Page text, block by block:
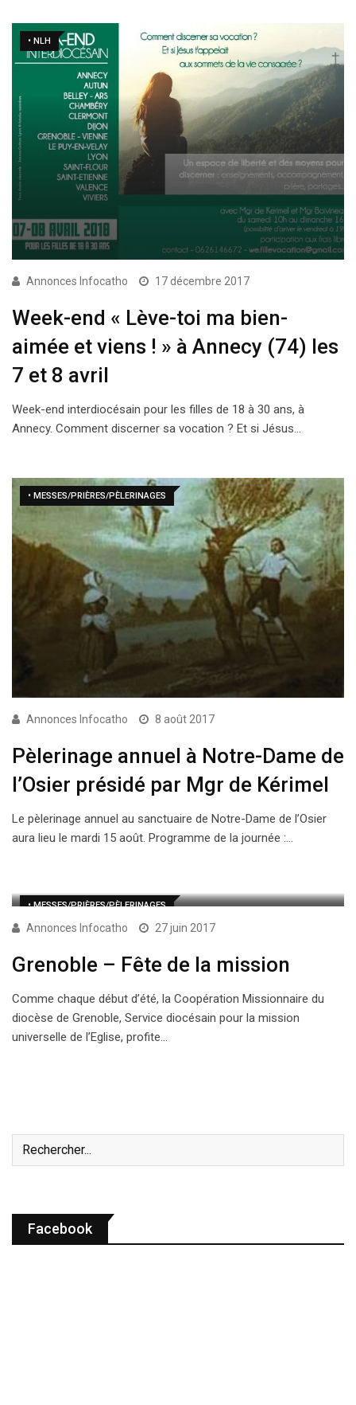
• NLH
Annonces Infocatho 17 décembre 2017
Week-end « Lève-toi ma bien-
aimée et viens ! » à Annecy (74) les
7 et 8 avril
Week-end interdiocésain pour les filles de 18 à 30 ans, à
Annecy. Comment discerner sa vocation ? Et si Jésus…
• MESSES/PRIÈRES/PÈLERINAGES
Annonces Infocatho 8 août 2017
Pèlerinage annuel à Notre-Dame de
l’Osier présidé par Mgr de Kérimel
Le pèlerinage annuel au sanctuaire de Notre-Dame de l’Osier
aura lieu le mardi 15 août. Programme de la journée :…
• MESSES/PRIÈRES/PÈLERINAGES
Annonces Infocatho 27 juin 2017
Grenoble – Fête de la mission
Comme chaque début d’été, la Coopération Missionnaire du
diocèse de Grenoble, Service diocésain pour la mission
universelle de l’Eglise, profite…
Facebook